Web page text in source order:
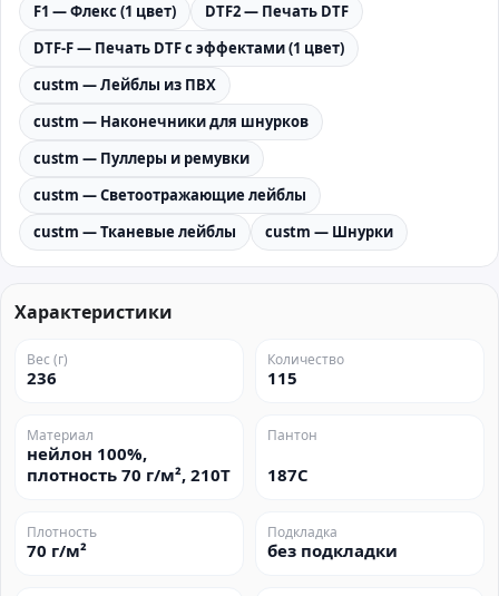
F1 — Флекс (1 цвет)
DTF2 — Печать DTF
DTF-F — Печать DTF с эффектами (1 цвет)
custm — Лейблы из ПВХ
custm — Наконечники для шнурков
custm — Пуллеры и ремувки
custm — Светоотражающие лейблы
custm — Тканевые лейблы
custm — Шнурки
Характеристики
Вес (г)
236
Количество
115
Материал
нейлон 100%,
плотность 70 г/м², 210Т
Пантон
187C
Плотность
70 г/м²
Подкладка
без подкладки